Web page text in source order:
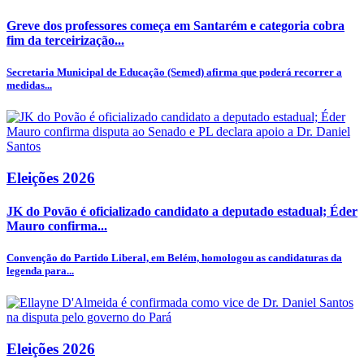
Greve dos professores começa em Santarém e categoria cobra
fim da terceirização...
Secretaria Municipal de Educação (Semed) afirma que poderá recorrer a
medidas...
Eleições 2026
JK do Povão é oficializado candidato a deputado estadual; Éder
Mauro confirma...
Convenção do Partido Liberal, em Belém, homologou as candidaturas da
legenda para...
Eleições 2026